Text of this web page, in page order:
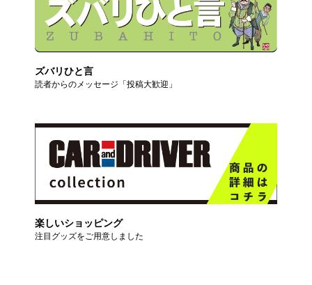
ズバリひと言
読者からのメッセージ「投稿大歓迎」
楽しいショッピング
注目グッズをご用意しました